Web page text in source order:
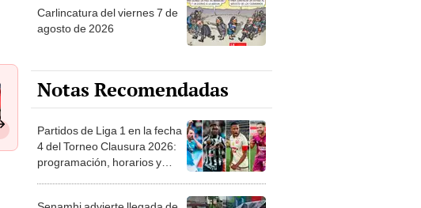
Carlincatura del viernes 7 de
agosto de 2026
Notas Recomendadas
Partidos de Liga 1 en la fecha
4 del Torneo Clausura 2026:
programación, horarios y